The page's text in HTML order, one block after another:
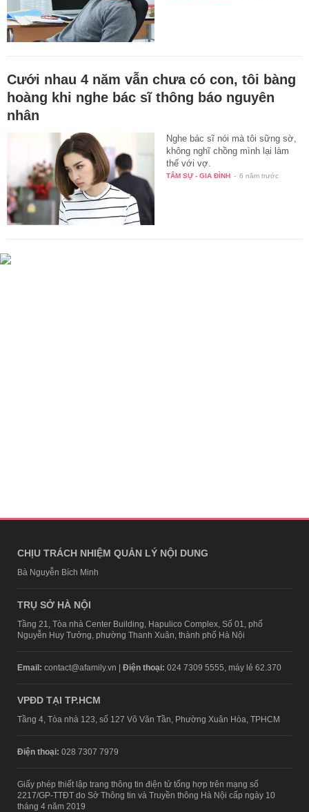
Cưới nhau 4 năm vẫn chưa có con, tôi bàng
hoàng khi nghe bác sĩ thông báo nguyên
nhân
Nghe bác sĩ nói mà tôi sững sờ,
không nghĩ chồng mình lại làm
thế với vợ.
TÂM SỰ - GIA ĐÌNH - 6 năm trước
CHỊU TRÁCH NHIỆM QUẢN LÝ NỘI DUNG
Bà Nguyễn Bích Minh
TRỤ SỞ HÀ NỘI
Tầng 21, Tòa nhà Center Building, Hapulico Complex, Số 01, phố
Nguyễn Huy Tưởng, phường Thanh Xuân, thành phố Hà Nội
Email: contact@afamily.vn | Điện thoại: 024 7309 5555, máy lẻ 62.370
VPĐD TẠI TP.HCM
Tầng 4, Tòa nhà 123, số 127 Võ Văn Tần, Phường Xuân Hòa, TPHCM
Điện thoại: 028 7307 7979
Giấy phép thiết lập trang thông tin điện tử tổng hợp trên mạng số
2217/GP-TTĐT do Sở Thông tin và Truyền thông Hà Nội cấp ngày 10
tháng 4 năm 2019